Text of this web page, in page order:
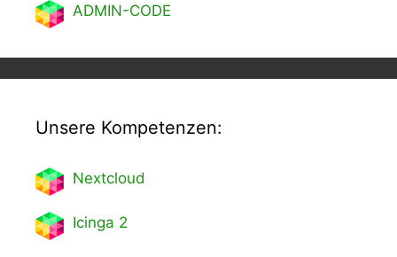
ADMIN-CODE
Unsere Kompetenzen:
Nextcloud
Icinga 2